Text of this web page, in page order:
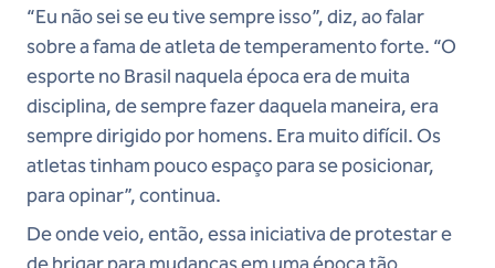
“Eu não sei se eu tive sempre isso”, diz, ao falar
sobre a fama de atleta de temperamento forte. “O
esporte no Brasil naquela época era de muita
disciplina, de sempre fazer daquela maneira, era
sempre dirigido por homens. Era muito difícil. Os
atletas tinham pouco espaço para se posicionar,
para opinar”, continua.
De onde veio, então, essa iniciativa de protestar e